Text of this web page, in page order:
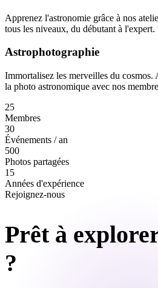
Apprenez l'astronomie grâce à nos
tous les niveaux, du débutant à l'expert.
Astrophotographie
Immortalisez les merveilles du cosmos.
la photo astronomique avec nos
25
Membres
30
Événements / an
500
Photos partagées
15
Années d'expérience
Rejoignez-nous
Prêt à
?